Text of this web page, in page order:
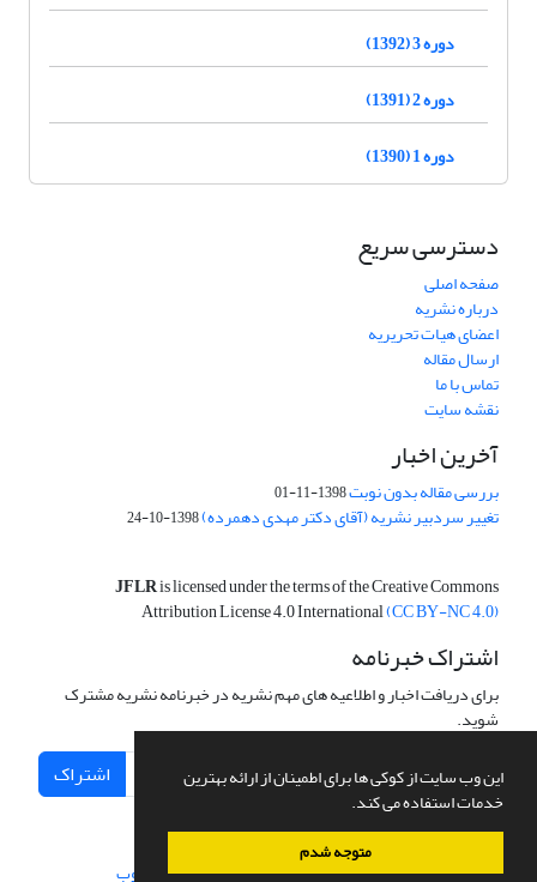
این وب سایت از کوکی ها برای اطمینان از ارائه بهترین
خدمات استفاده می کند.
متوجه شدم
دوره 3 (1392)
دوره 2 (1391)
دوره 1 (1390)
دسترسی سریع
صفحه اصلی
درباره نشریه
اعضای هیات تحریریه
ارسال مقاله
تماس با ما
نقشه سایت
آخرین اخبار
بررسی مقاله بدون نوبت1398-11-01
تغییر سردبیر نشریه (آقای دکتر مهدی دهمرده)1398-10-24
JFLRis licensed under the terms of the Creative Commons
Attribution License 4.0 International(CC BY-NC 4.0)
اشتراک خبرنامه
برای دریافت اخبار و اطلاعیه های مهم نشریه در خبرنامه نشریه مشترک
شوید.
اشتراک
سامانه مدیریت نشریات علمی.طراحی و پیاده سازی از سیناوب